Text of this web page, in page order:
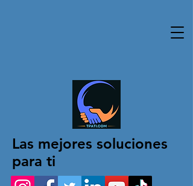
Las mejores soluciones
para ti